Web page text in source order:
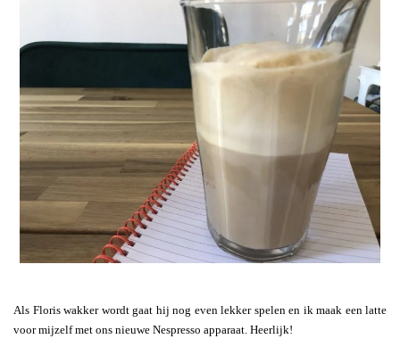
Als Floris wakker wordt gaat hij nog even lekker spelen en ik maak een latte
voor mijzelf met ons nieuwe Nespresso apparaat. Heerlijk!